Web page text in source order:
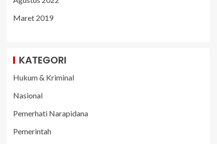
Maret 2019
KATEGORI
Hukum & Kriminal
Nasional
Pemerhati Narapidana
Pemerintah